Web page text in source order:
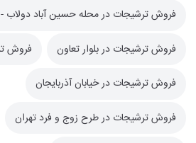
فروش ترشیجات در محله حسین آباد دولاب
فروش ترشیجات در بلوار تعاون فروش
فروش ترشیجات در خیابان آذربایجان
فروش ترشیجات در طرح زوج و فرد تهران